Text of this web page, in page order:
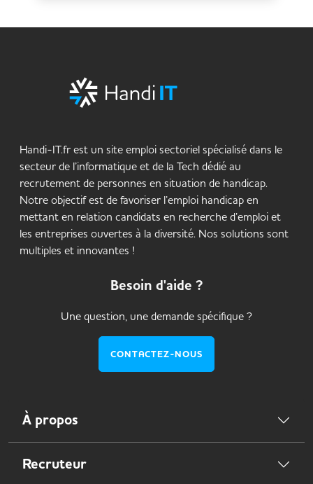
Handi-IT.fr est un site emploi sectoriel spécialisé dans le
secteur de l’informatique et de la Tech dédié au
recrutement de personnes en situation de handicap.
Notre objectif est de favoriser l’emploi handicap en
mettant en relation candidats en recherche d’emploi et
les entreprises ouvertes à la diversité. Nos solutions sont
multiples et innovantes !
Besoin d'aide ?
Une question, une demande spécifique ?
CONTACTEZ-NOUS
À propos
Recruteur